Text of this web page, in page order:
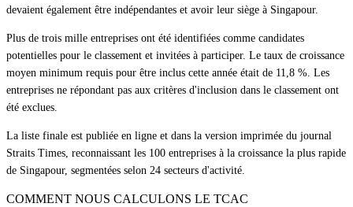
devaient également être indépendantes et avoir leur siège à Singapour.
Plus de trois mille entreprises ont été identifiées comme candidates
potentielles pour le classement et invitées à participer. Le taux de croissance
moyen minimum requis pour être inclus cette année était de 11,8 %. Les
entreprises ne répondant pas aux critères d'inclusion dans le classement ont
été exclues.
La liste finale est publiée en ligne et dans la version imprimée du journal
Straits Times, reconnaissant les 100 entreprises à la croissance la plus rapide
de Singapour, segmentées selon 24 secteurs d'activité.
COMMENT NOUS CALCULONS LE TCAC